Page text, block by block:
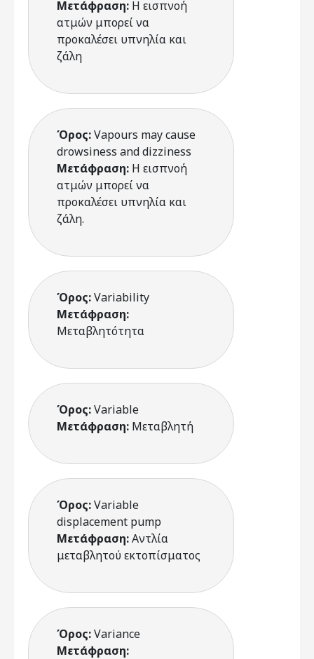
Μετάφραση: Η εισπνοή
ατμών μπορεί να
προκαλέσει υπνηλία και
ζάλη
Όρος:Vapours may cause
drowsiness and dizziness
Μετάφραση: Η εισπνοή
ατμών μπορεί να
προκαλέσει υπνηλία και
ζάλη.
Όρος:Variability
Μετάφραση:
Μεταβλητότητα
Όρος:Variable
Μετάφραση: Μεταβλητή
Όρος:Variable
displacement pump
Μετάφραση:Αντλία
μεταβλητού εκτοπίσματος
Όρος:Variance
Μετάφραση: